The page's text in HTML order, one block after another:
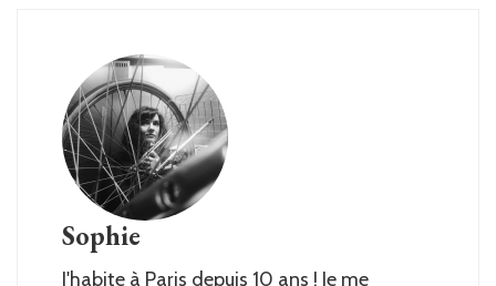
Sophie
J'habite à Paris depuis 10 ans ! Je me